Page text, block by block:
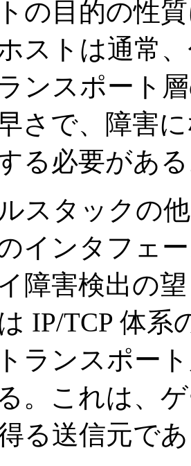
の目的の性
ストは通常
ンスポート
さで、障害
る必要があ
スタックの
インタフェ
障害検出の
IP/TCP 体
ランスポー
。これは、
る送信元で